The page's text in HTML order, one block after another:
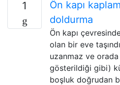
1
Ön kapı
doldurma
Ön kapı
olan bir eve
uzanmaz ve
gösterildiği gibi)
boşluk doğrudan